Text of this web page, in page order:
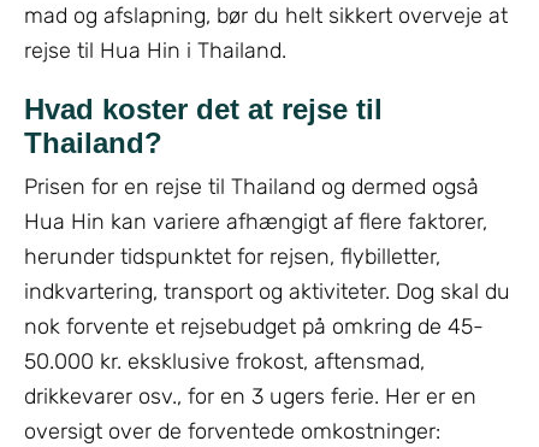
mad og afslapning, bør du helt sikkert overveje at
rejse til Hua Hin i Thailand.
Hvad koster det at rejse til
Thailand?
Prisen for en rejse til Thailand og dermed også
Hua Hin kan variere afhængigt af flere faktorer,
herunder tidspunktet for rejsen, flybilletter,
indkvartering, transport og aktiviteter. Dog skal du
nok forvente et rejsebudget på omkring de 45-
50.000 kr. eksklusive frokost, aftensmad,
drikkevarer osv., for en 3 ugers ferie. Her er en
oversigt over de forventede omkostninger: